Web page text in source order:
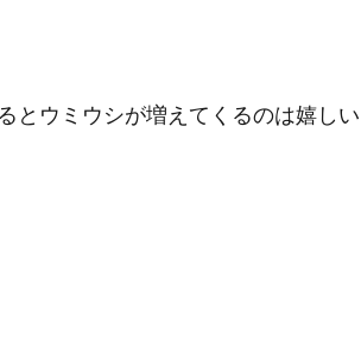
とウミウシが増えてくるのは嬉しい